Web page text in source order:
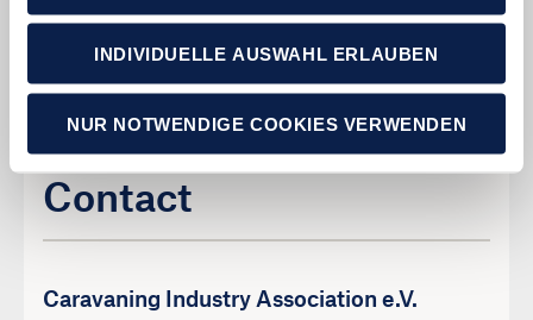
INDIVIDUELLE AUSWAHL ERLAUBEN
NUR NOTWENDIGE COOKIES VERWENDEN
presse@civd.de
Contact
Caravaning Industry Association e.V.